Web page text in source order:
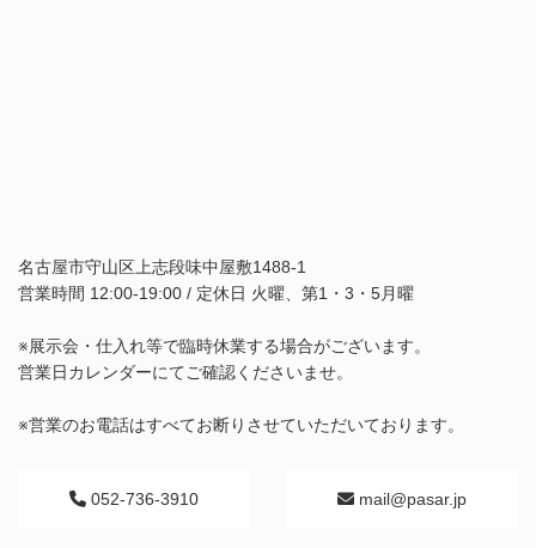
名古屋市守山区上志段味中屋敷1488-1
営業時間 12:00-19:00 / 定休日 火曜、第1・3・5月曜
※展示会・仕入れ等で臨時休業する場合がございます。
営業日カレンダーにてご確認くださいませ。
※営業のお電話はすべてお断りさせていただいております。
052-736-3910 mail@pasar.jp